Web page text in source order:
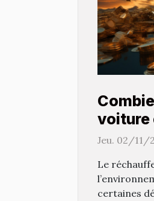
voiture
Jeu. 02/11/
Le
certaines